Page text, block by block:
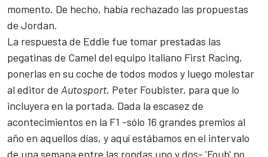
momento. De hecho, había rechazado las propuestas
de Jordan.
La respuesta de Eddie fue tomar prestadas las
pegatinas de Camel del equipo italiano First Racing,
ponerlas en su coche de todos modos y luego molestar
al editor de Autosport, Peter Foubister, para que lo
incluyera en la portada. Dada la escasez de
acontecimientos en la F1 -sólo 16 grandes premios al
año en aquellos días, y aquí estábamos en el intervalo
de una semana entre las rondas uno y dos- 'Foub' no